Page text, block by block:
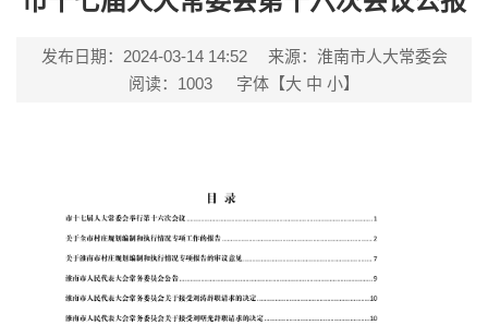
发布日期：2024-03-14 14:52
来源：淮南市人大常委会
阅读： 1003 字体【大 中 小】